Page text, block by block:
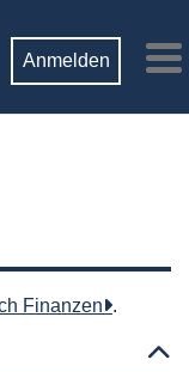
Anmelden
Finanzen .